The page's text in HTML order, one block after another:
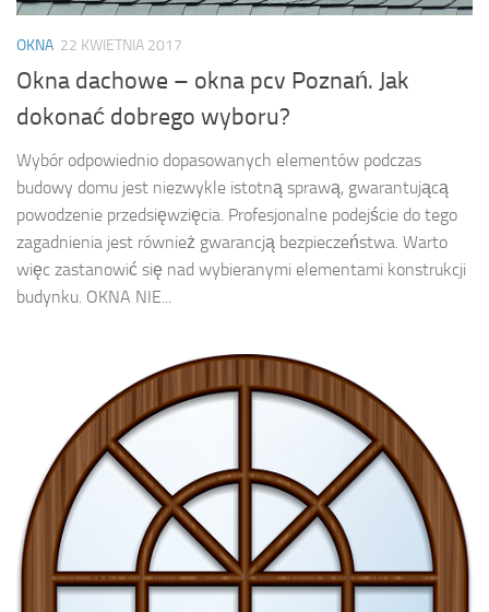
OKNA 22 KWIETNIA 2017
Okna dachowe – okna pcv Poznań. Jak
dokonać dobrego wyboru?
Wybór odpowiednio dopasowanych elementów podczas
budowy domu jest niezwykle istotną sprawą, gwarantującą
powodzenie przedsięwzięcia. Profesjonalne podejście do tego
zagadnienia jest również gwarancją bezpieczeństwa. Warto
więc zastanowić się nad wybieranymi elementami konstrukcji
budynku. OKNA NIE...